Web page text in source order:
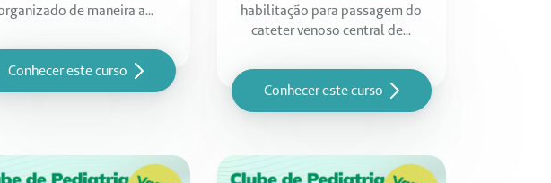
de maneira a...
Conhecer este curso
habilitação para passagem do
cateter venoso central de...
Conhecer este curso